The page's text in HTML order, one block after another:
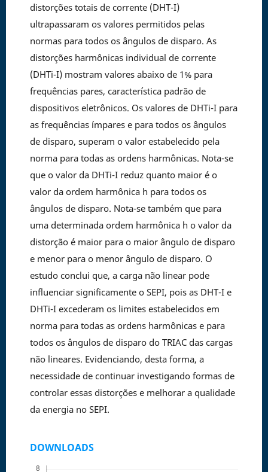
distorções totais de corrente (DHT-I)
ultrapassaram os valores permitidos pelas
normas para todos os ângulos de disparo. As
distorções harmônicas individual de corrente
(DHTi-I) mostram valores abaixo de 1% para
frequências pares, característica padrão de
dispositivos eletrônicos. Os valores de DHTi-I para
as frequências ímpares e para todos os ângulos
de disparo, superam o valor estabelecido pela
norma para todas as ordens harmônicas. Nota-se
que o valor da DHTi-I reduz quanto maior é o
valor da ordem harmônica h para todos os
ângulos de disparo. Nota-se também que para
uma determinada ordem harmônica h o valor da
distorção é maior para o maior ângulo de disparo
e menor para o menor ângulo de disparo. O
estudo conclui que, a carga não linear pode
influenciar significamente o SEPI, pois as DHT-I e
DHTi-I excederam os limites estabelecidos em
norma para todas as ordens harmônicas e para
todos os ângulos de disparo do TRIAC das cargas
não lineares. Evidenciando, desta forma, a
necessidade de continuar investigando formas de
controlar essas distorções e melhorar a qualidade
da energia no SEPI.
DOWNLOADS